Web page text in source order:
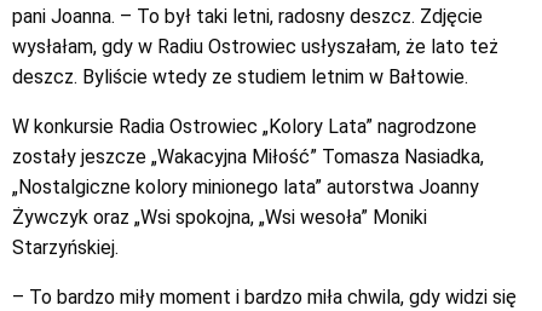
pani Joanna. – To był taki letni, radosny deszcz. Zdjęcie
wysłałam, gdy w Radiu Ostrowiec usłyszałam, że lato też
deszcz. Byliście wtedy ze studiem letnim w Bałtowie.
W konkursie Radia Ostrowiec „Kolory Lata” nagrodzone
zostały jeszcze „Wakacyjna Miłość” Tomasza Nasiadka,
„Nostalgiczne kolory minionego lata” autorstwa Joanny
Żywczyk oraz „Wsi spokojna, „Wsi wesoła” Moniki
Starzyńskiej.
– To bardzo miły moment i bardzo miła chwila, gdy widzi się